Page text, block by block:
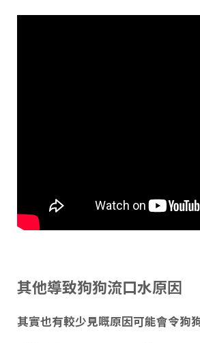
其他導致狗狗流口水原因
其實也有較少見嘅原因可能會令狗